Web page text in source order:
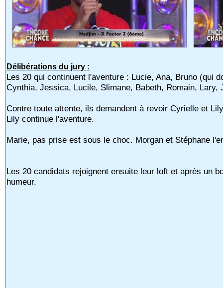
Délibérations du jury :
Les 20 qui continuent l'aventure : Lucie, Ana, Bruno (qui
Cynthia, Jessica, Lucile, Slimane, Babeth, Romain,
Contre toute attente, ils demandent à revoir Cyrielle et
Lily continue l'aventure.
Marie, pas prise est sous le choc. Morgan et Stéphane
Les 20 candidats rejoignent ensuite leur loft et après un
humeur.